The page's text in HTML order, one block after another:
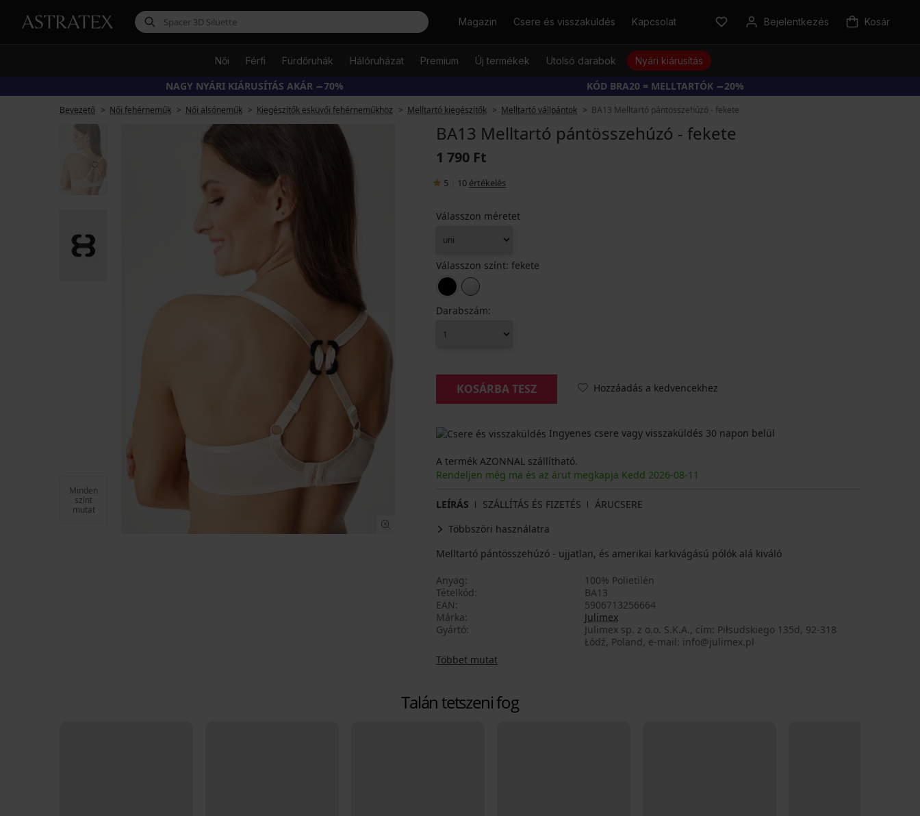
KeresésMagazin Csere és visszaküldés Kapcsolat Bejelentkezés Kosár
Női Férfi Fürdőruhák Hálóruházat Premium Új termékek Utolsó darabok Nyári kiárusítás
NAGY NYÁRI KIÁRUSÍTÁS AKÁR −70% KÓD BRA20 = MELLTARTÓK −20%
Bevezető Női fehérneműk Női alsóneműk Kiegészítők esküvői fehérneműkhöz Melltartó kiegészítők Melltartó vállpántok BA13 Melltartó pántösszehúzó - fekete
Minden
színt
mutat
BA13 Melltartó pántösszehúzó - fekete
1 790 Ft
5 10 értékelés
Válasszon méretet
Válasszon színt: fekete
Darabszám:
KOSÁRBA TESZ Hozzáadás a kedvencekhez
Ingyenes csere vagy visszaküldés 30 napon belül
A termék AZONNAL szállítható.
Rendeljen még ma és az árut megkapja Kedd 2026-08-11
LEÍRÁS SZÁLLÍTÁS ÉS FIZETÉS
ÁRUCSERE
Többszöri használatra
Melltartó pántösszehúzó - ujjatlan, és amerikai karkivágású pólók alá kiváló
Anyag
100% Polietilén
Tételkód
BA13
EAN
5906713256664
Márka
Julimex
Gyártó
Julimex sp. z o.o. S.K.A., cím: Piłsudskiego 135d, 92-318
Łódź, Poland, e-mail: info@julimex.pl
Többet mutat
Talán tetszeni fog